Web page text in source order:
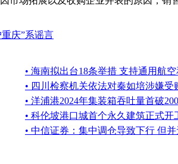
庆”系谣言
• 海南拟出台18条举措 支持通用航
• 四川检察机关依法对秦如培涉嫌受
• 洋浦港2024年集装箱吞吐量首破
• 科伦坡港口城首个永久建筑正式开
• 中信证券：集中调仓导致下行 但